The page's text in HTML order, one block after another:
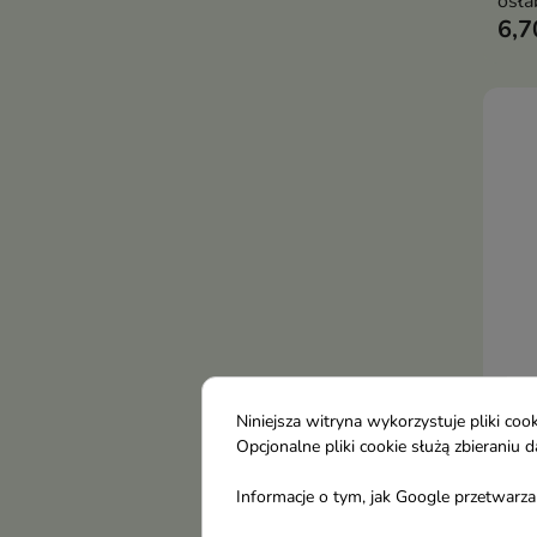
Niniejsza witryna wykorzystuje pliki
Opcjonalne pliki cookie służą
Informacje o tym, jak Google